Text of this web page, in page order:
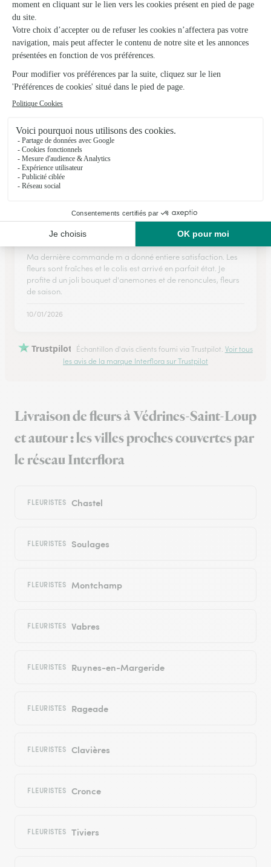
★
Toujours satisfaits des services.
Toujours satisfaits des services.
21/06/2026
J'ai demander un changement d'adresse.
J'ai demander un changement d'adresse. Rapide et efficace
04/03/2026
★ ★ ★ ★ ★
Ma dernière commande m a donné entiere…
Ma dernière commande m a donné entiere satisfaction. Les
fleurs sont fraîches et le colis est arrivé en parfait état. Je
profite d un joli bouquet d'anemones et de renoncules, fleurs
de saison.
10/01/2026
Trustpilot Échantillon d'avis clients fourni via Trustpilot. Voir tous
les avis de la marque Interflora sur Trustpilot
Livraison de fleurs à Védrines-Saint-Loup
et autour : les villes proches couvertes par
le réseau Interflora
FLEURISTES Chastel
FLEURISTES Soulages
FLEURISTES Montchamp
FLEURISTES Vabres
FLEURISTES Ruynes-en-Margeride
FLEURISTES Rageade
FLEURISTES Clavières
FLEURISTES Cronce
FLEURISTES Tiviers